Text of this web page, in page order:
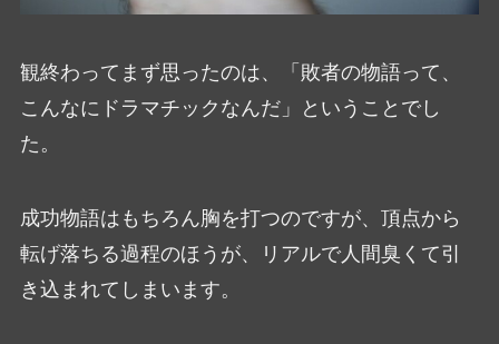
観終わってまず思ったのは、「敗者の物語って、
こんなにドラマチックなんだ」ということでし
た。
成功物語はもちろん胸を打つのですが、頂点から
転げ落ちる過程のほうが、リアルで人間臭くて引
き込まれてしまいます。